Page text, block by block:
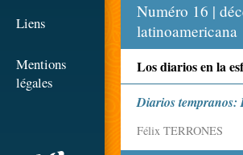
Liens
Mentions
légales
Numéro 16 |
latinoamericana
Los diarios en la
Diarios tempranos:
Félix TERRONES